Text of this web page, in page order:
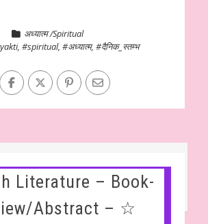
अध्यात्म /Spiritual
,#spiritual,#अध्यात्म,#दैनिक_स्तम्भ
Literature – Book-
Abstract – ☆